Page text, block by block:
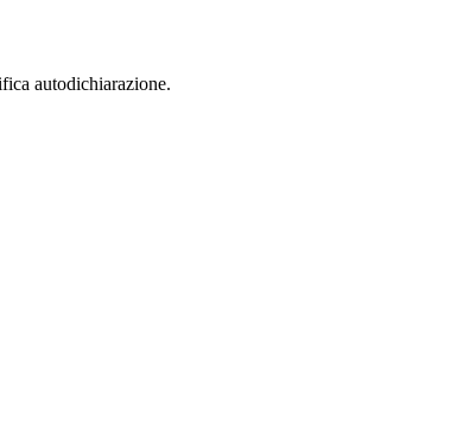
autodichiarazione.